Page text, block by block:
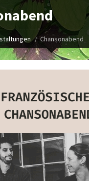
Chansonabend